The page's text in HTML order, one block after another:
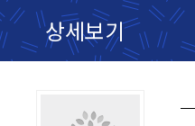
상세보기